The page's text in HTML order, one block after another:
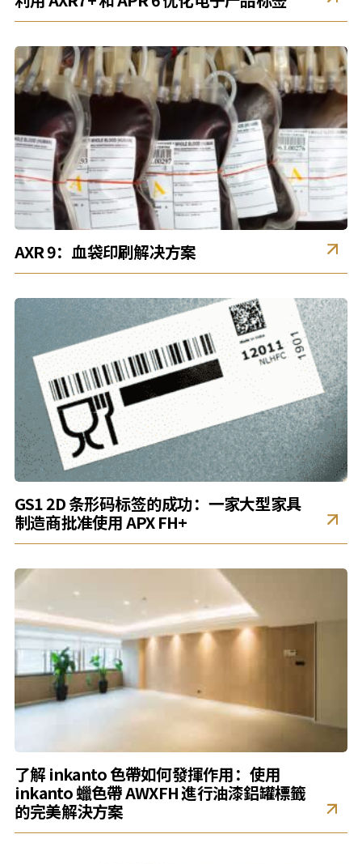
AXR 9：血袋印刷解决方案
GS1 2D 条形码标签的成功：一家大型家具
制造商批准使用 APX FH+
了解 inkanto 色帶如何發揮作用：使用
inkanto 蠟色帶 AWXFH 進行油漆鋁罐標籤
的完美解決方案